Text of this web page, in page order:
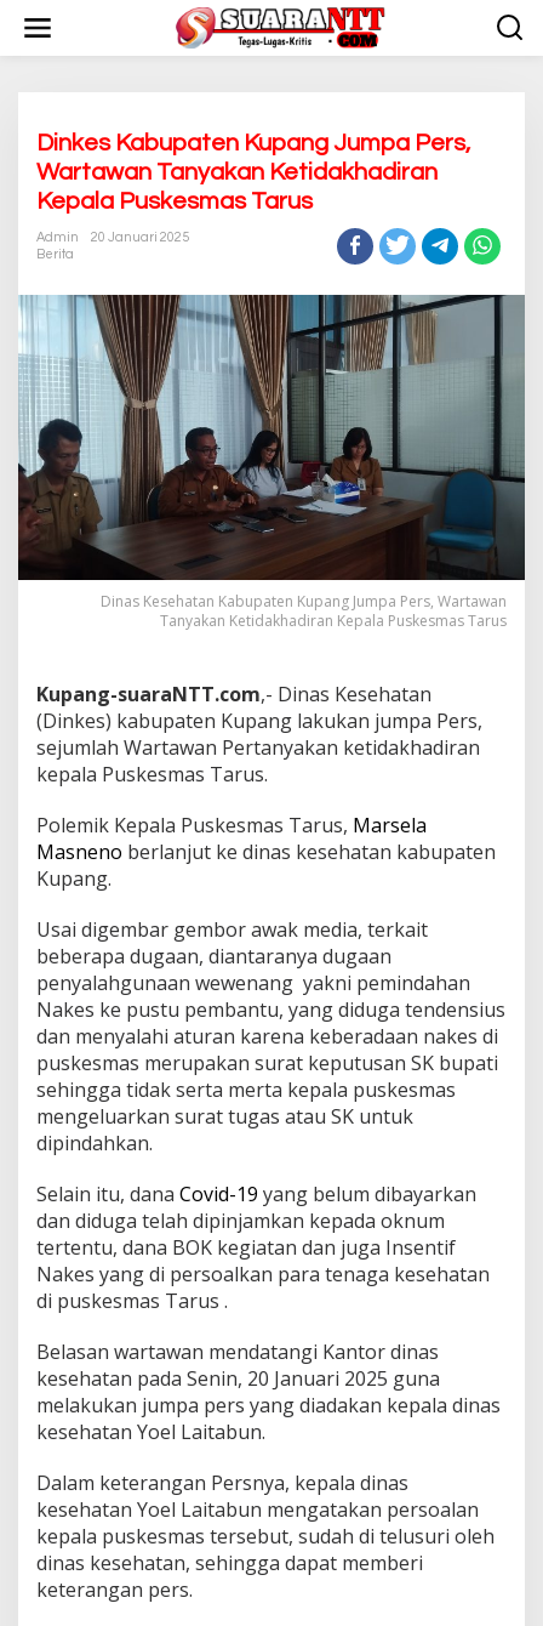
w
Dinkes Kabupaten Kupang Jumpa Pers,
Wartawan Tanyakan Ketidakhadiran
Kepala Puskesmas Tarus
Admin
20 Januari 2025
Berita
Dinas Kesehatan Kabupaten Kupang Jumpa Pers, Wartawan
Tanyakan Ketidakhadiran Kepala Puskesmas Tarus
Kupang-suaraNTT.com,- Dinas Kesehatan
(Dinkes) kabupaten Kupang lakukan jumpa Pers,
sejumlah Wartawan Pertanyakan ketidakhadiran
kepala Puskesmas Tarus.
Polemik Kepala Puskesmas Tarus, Marsela
Masneno berlanjut ke dinas kesehatan kabupaten
Kupang.
Usai digembar gembor awak media, terkait
beberapa dugaan, diantaranya dugaan
penyalahgunaan wewenang yakni pemindahan
Nakes ke pustu pembantu, yang diduga tendensius
dan menyalahi aturan karena keberadaan nakes di
puskesmas merupakan surat keputusan SK bupati
sehingga tidak serta merta kepala puskesmas
mengeluarkan surat tugas atau SK untuk
dipindahkan.
Selain itu, dana Covid-19 yang belum dibayarkan
dan diduga telah dipinjamkan kepada oknum
tertentu, dana BOK kegiatan dan juga Insentif
Nakes yang di persoalkan para tenaga kesehatan
di puskesmas Tarus .
Belasan wartawan mendatangi Kantor dinas
kesehatan pada Senin, 20 Januari 2025 guna
melakukan jumpa pers yang diadakan kepala dinas
kesehatan Yoel Laitabun.
Dalam keterangan Persnya, kepala dinas
kesehatan Yoel Laitabun mengatakan persoalan
kepala puskesmas tersebut, sudah di telusuri oleh
dinas kesehatan, sehingga dapat memberi
keterangan pers.